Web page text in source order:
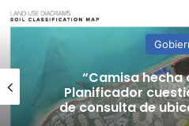
“Camisa hecha
Planificador
de consulta de